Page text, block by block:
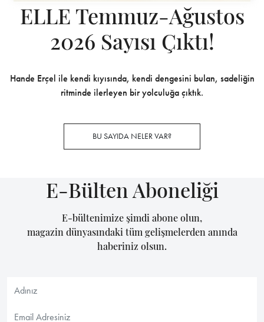
ELLE Temmuz-Ağustos
2026 Sayısı Çıktı!
Hande Erçel ile kendi kıyısında, kendi dengesini bulan, sadeliğin
ritminde ilerleyen bir yolculuğa çıktık.
BU SAYIDA NELER VAR?
E-Bülten Aboneliği
E-bültenimize şimdi abone olun,
magazin dünyasındaki tüm gelişmelerden anında
haberiniz olsun.